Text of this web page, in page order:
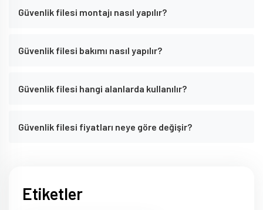
Güvenlik filesi montajı nasıl yapılır?
Güvenlik filesi bakımı nasıl yapılır?
Güvenlik filesi hangi alanlarda kullanılır?
Güvenlik filesi fiyatları neye göre değişir?
Etiketler